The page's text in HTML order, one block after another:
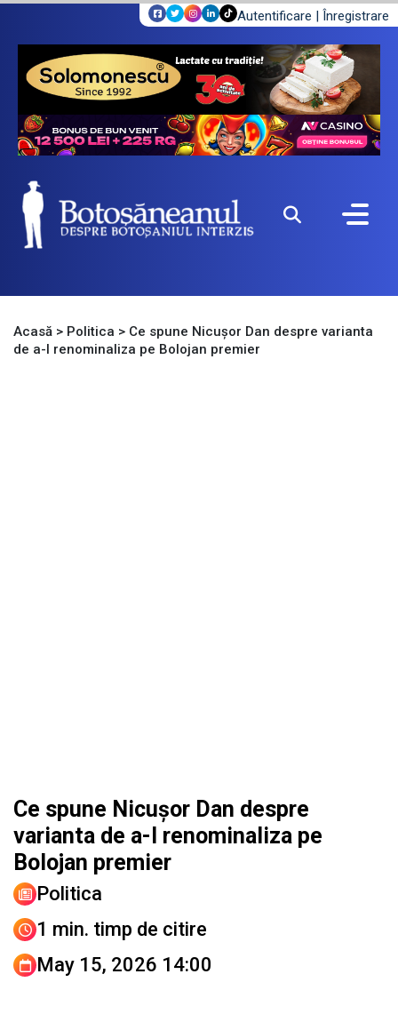
Autentificare | Înregistrare
Acasă > Politica > Ce spune Nicușor Dan despre varianta
de a-l renominaliza pe Bolojan premier
Ce spune Nicușor Dan despre
varianta de a-l renominaliza pe
Bolojan premier
Politica
1 min. timp de citire
May 15, 2026 14:00